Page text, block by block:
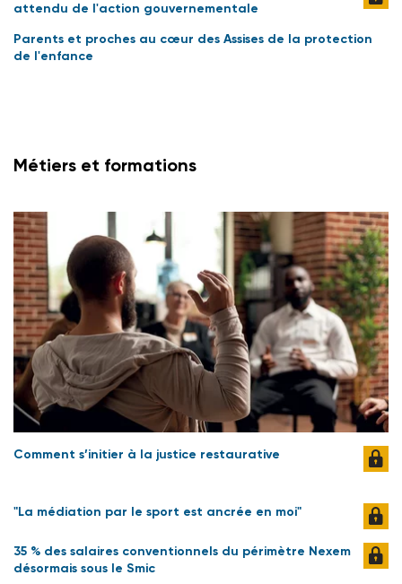
attendu de l'action gouvernementale
Parents et proches au cœur des Assises de la protection
de l'enfance
Métiers et formations
Comment s’initier à la justice restaurative
"La médiation par le sport est ancrée en moi"
35 % des salaires conventionnels du périmètre Nexem
désormais sous le Smic